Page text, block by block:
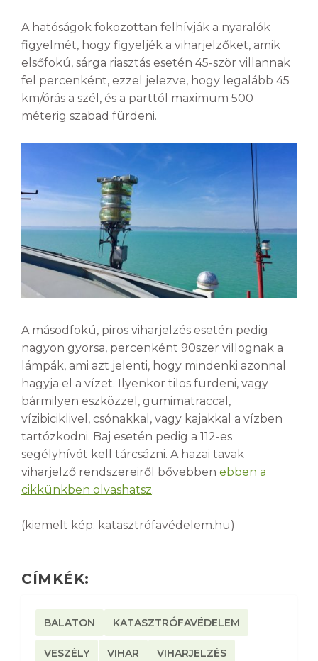
A hatóságok fokozottan felhívják a nyaralók
figyelmét, hogy figyeljék a viharjelzőket, amik
elsőfokú, sárga riasztás esetén 45-ször villannak
fel percenként, ezzel jelezve, hogy legalább 45
km/órás a szél, és a parttól maximum 500
méterig szabad fürdeni.
A másodfokú, piros viharjelzés esetén pedig
nagyon gyorsa, percenként 90szer villognak a
lámpák, ami azt jelenti, hogy mindenki azonnal
hagyja el a vízet. Ilyenkor tilos fürdeni, vagy
bármilyen eszközzel, gumimatraccal,
vízibiciklivel, csónakkal, vagy kajakkal a vízben
tartózkodni. Baj esetén pedig a 112-es
segélyhívót kell tárcsázni. A hazai tavak
viharjelző rendszereiről bővebben ebben a
cikkünkben olvashatsz.
(kiemelt kép: katasztrófavédelem.hu)
CÍMKÉK:
BALATON KATASZTRÓFAVÉDELEM
VESZÉLY VIHAR VIHARJELZÉS